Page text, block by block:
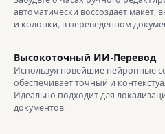
автоматически воссоздает макет,
и колонки, в переведенном
Высокоточный ИИ-Перевод
Используя новейшие нейронные
обеспечивает точный и
Идеально подходит для
документов.